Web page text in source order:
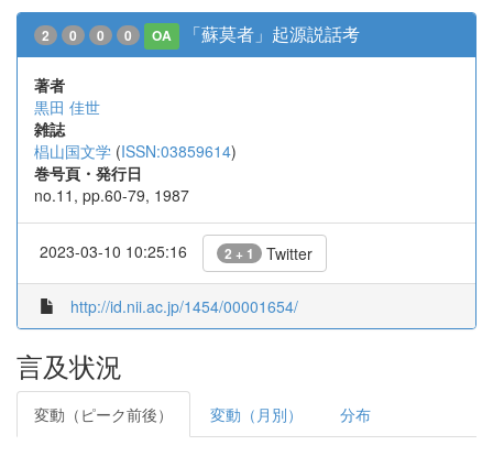
2 0 0 0 OA 「蘇莫者」起源説話考
著者
黒田 佳世
雑誌
椙山国文学 (ISSN:03859614)
巻号頁・発行日
no.11, pp.60-79, 1987
2023-03-10 10:25:16 2 + 1 Twitter
http://id.nii.ac.jp/1454/00001654/
言及状況
変動（ピーク前後） 変動（月別） 分布